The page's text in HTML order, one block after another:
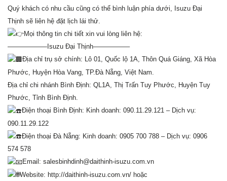
Quý khách có nhu cầu cũng có thể bình luận phía dưới, Isuzu Đại
Thịnh sẽ liên hệ đặt lịch lái thử.
Mọi thông tin chi tiết xin vui lòng liên hệ:
——————Isuzu Đại Thịnh—————–
Địa chỉ trụ sở chính: Lô 01, Quốc lộ 1A, Thôn Quá Giáng, Xã Hòa
Phước, Huyện Hòa Vang, TP.Đà Nẵng, Việt Nam.
Địa chỉ chi nhánh Bình Định: QL1A, Thị Trấn Tuy Phước, Huyện Tuy
Phước, Tỉnh Bình Định.
Điện thoại Bình Định: Kinh doanh: 090.11.29.121 – Dịch vụ:
090.11.29.122
Điện thoại Đà Nẵng: Kinh doanh: 0905 700 788 – Dịch vụ: 0906
574 578
Email: salesbinhdinh@daithinh-isuzu.com.vn
Website: http://daithinh-isuzu.com.vn/ hoặc